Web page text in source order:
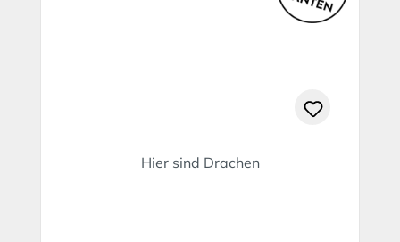
Hier sind Drachen